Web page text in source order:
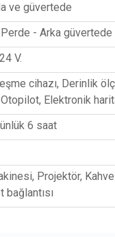
ve güvertede
- Arka güvertede
V.
cihazı, Derinlik
Otopilot, Elektronik
6 saat
Projektör,
bağlantısı